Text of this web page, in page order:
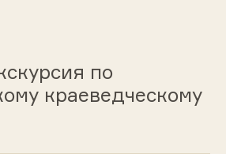
по
краеведческому